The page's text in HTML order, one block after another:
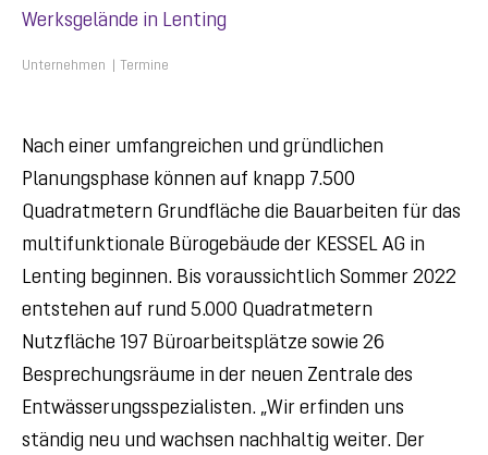
Werksgelände in Lenting
Unternehmen Termine
Nach einer umfangreichen und gründlichen
Planungsphase können auf knapp 7.500
Quadratmetern Grundfläche die Bauarbeiten für das
multifunktionale Bürogebäude der KESSEL AG in
Lenting beginnen. Bis voraussichtlich Sommer 2022
entstehen auf rund 5.000 Quadratmetern
Nutzfläche 197 Büroarbeitsplätze sowie 26
Besprechungsräume in der neuen Zentrale des
Entwässerungsspezialisten. „Wir erfinden uns
ständig neu und wachsen nachhaltig weiter. Der